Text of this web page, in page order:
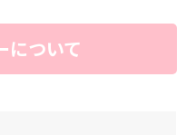
について